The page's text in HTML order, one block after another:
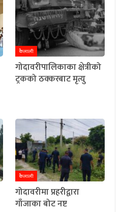
कैलाली
गोदावरीपालिकाका क्षेत्रीको
ट्रकको ठक्करबाट मृत्यु
कैलाली
गोदावरीमा प्रहरीद्वारा
गाँजाका बोट नष्ट